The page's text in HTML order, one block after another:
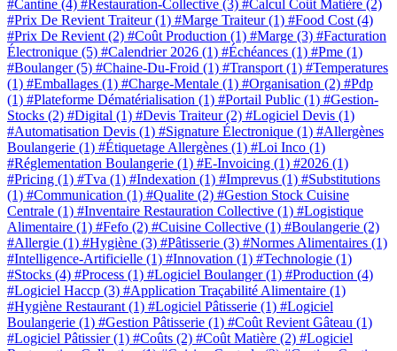
#Cantine (4) #Restauration-Collective (3) #Calcul Coût Matière (2)
#Prix De Revient Traiteur(1) #Marge Traiteur(1) #Food Cost (4)
#Prix De Revient (2) #Coût Production (1) #Marge (3) #Facturation
Électronique (5) #Calendrier 2026 (1) #Échéances (1) #Pme (1)
#Boulanger(5) #Chaine-Du-Froid (1) #Transport (1) #Temperatures
(1) #Emballages (1) #Charge-Mentale (1) #Organisation (2) #Pdp
(1) #Plateforme Dématérialisation (1) #Portail Public (1) #Gestion-
Stocks (2) #Digital (1) #Devis Traiteur(2) #Logiciel Devis (1)
#Automatisation Devis (1) #Signature Électronique (1) #Allergènes
Boulangerie (1) #Étiquetage Allergènes (1) #Loi Inco (1)
#Réglementation Boulangerie (1) #E-Invoicing (1) #2026 (1)
#Pricing (1) #Tva (1) #Indexation (1) #Imprevus (1) #Substitutions
(1) #Communication (1) #Qualite (2) #Gestion Stock Cuisine
Centrale (1) #Inventaire Restauration Collective (1) #Logistique
Alimentaire (1) #Fefo (2) #Cuisine Collective (1) #Boulangerie (2)
#Allergie (1) #Hygiène (3) #Pâtisserie (3) #Normes Alimentaires (1)
#Intelligence-Artificielle (1) #Innovation (1) #Technologie (1)
#Stocks (4) #Process (1) #Logiciel Boulanger(1) #Production (4)
#Logiciel Haccp (3) #Application Traçabilité Alimentaire (1)
#Hygiène Restaurant (1) #Logiciel Pâtisserie (1) #Logiciel
Boulangerie (1) #Gestion Pâtisserie (1) #Coût Revient Gâteau (1)
#Logiciel Pâtissier(1) #Coûts (2) #Coût Matière (2) #Logiciel